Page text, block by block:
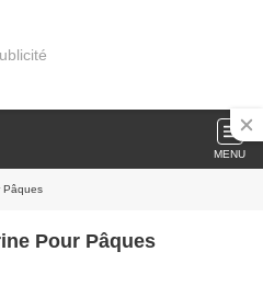
MENU
Pâques
Pour Pâques